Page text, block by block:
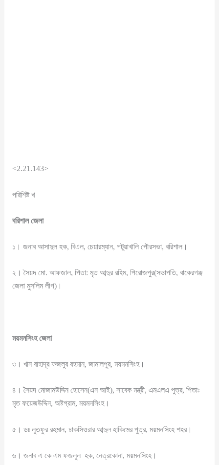
<2.21.143>
পরিশিষ্ট খ
বরিশাল জেলা
১। জনাব আসাদুল হক, বিএল, চেয়ারম্যান, পটুয়াখালি পৌরসভা, বরিশাল।
২। সৈয়দ মো. আফজাল, পিতা: মৃত আব্দুর রহিম, পিরোজপুর(সভাপতি, বাকেরগঞ্জ
জেলা মুসলিম লীগ)।
ময়মনসিংহ জেলা
৩। খান বাহাদূর ফজলুর রহমান, জামালপুর, ময়মনসিংহ।
৪। সৈয়দ মোজামউদ্দিন হোসেন(এন আই), সাবেক মন্ত্রী, এমএলএ পুত্র, পিতাঃ
মৃত ফয়েজউদ্দিন, অষ্টগ্রাম, ময়মনসিংহ।
৫। ডঃ লুতফুর রহমান, চাকসিওরার আব্দুল হাকিমের পুত্র, ময়মনসিংহ শহর।
৬। জনাব এ কে এম ফজলুল হক, নেত্রকোনা, ময়মনসিংহ।